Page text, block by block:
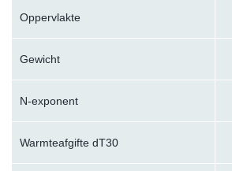
Oppervlakte
Gewicht
N-exponent
Warmteafgifte dT30